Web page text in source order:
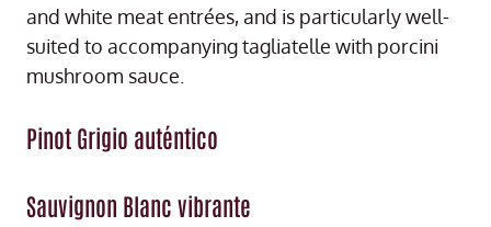
and white meat entrées, and is particularly well-
suited to accompanying tagliatelle with porcini
mushroom sauce.
Pinot Grigio auténtico
Sauvignon Blanc vibrante